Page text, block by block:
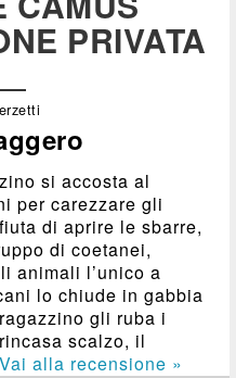
PRIVATA
si accosta al
per carezzare gli
di aprire le sbarre,
di coetanei,
animali l’unico a
lo chiude in gabbia
gli ruba i
scalzo, il
Vai alla recensione »